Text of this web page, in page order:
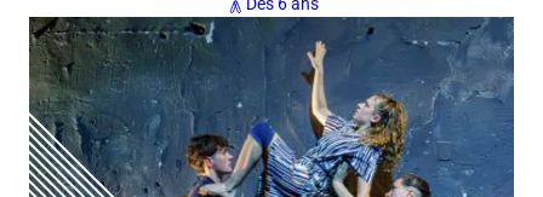
Dès 6 ans